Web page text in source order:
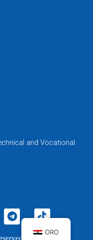
and Vocational
T
e
T
kORO